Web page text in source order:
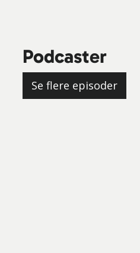
Podcaster
Se flere episoder